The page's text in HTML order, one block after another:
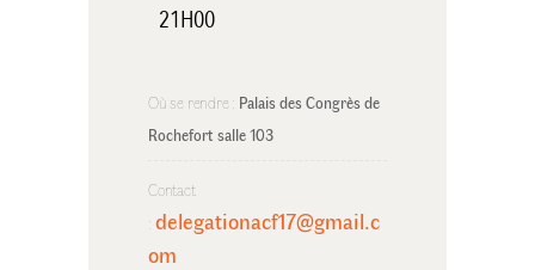
21H00
Où se rendre : Palais des Congrès de
Rochefort salle 103
Contact
: delegationacf17@gmail.c
om